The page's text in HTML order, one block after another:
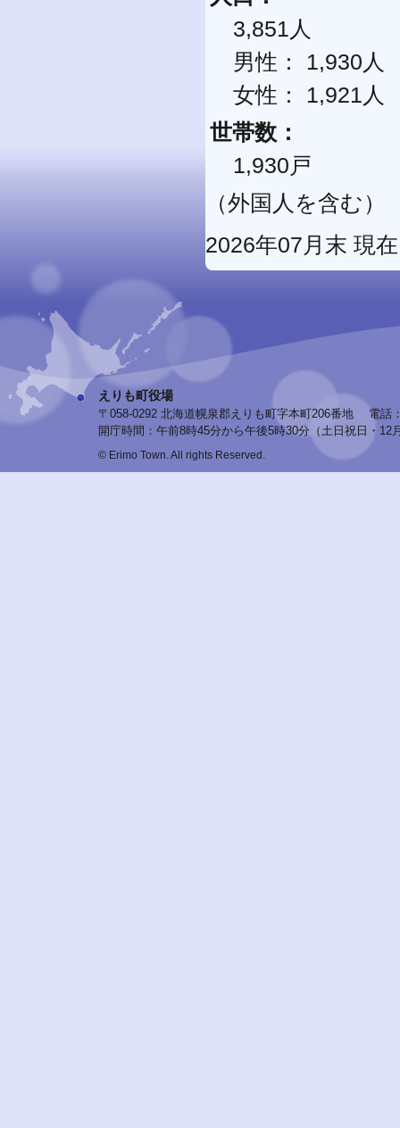
3,851人
男性： 1,930人
女性： 1,921人
世帯数：
1,930戸
（外国人を含む）
2026年07月末 現在
えりも町役場
〒058-0292 北海道幌泉郡えりも町字本町206番地
電話
開庁時間：午前8時45分から午後5時30分（土日祝日・12
© Erimo Town. All rights Reserved.